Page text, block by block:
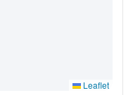
Leaflet